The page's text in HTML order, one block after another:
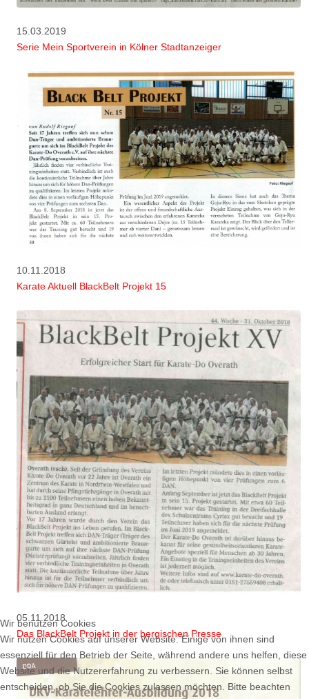
15.03.2019
Serie Mein Sportverein in Kölner Stadtanzeiger
10.11.2018
Karate Aktuell BlackBelt Projekt 15
05.11.2018
Das BlackBelt Projekt in der bergischen Presse
Wir benutzen Cookies
Wir nutzen Cookies auf unserer Website. Einige von ihnen sind
essenziell für den Betrieb der Seite, während andere uns helfen, diese
Website und die Nutzererfahrung zu verbessern. Sie können selbst
entscheiden, ob Sie die Cookies zulassen möchten. Bitte beachten